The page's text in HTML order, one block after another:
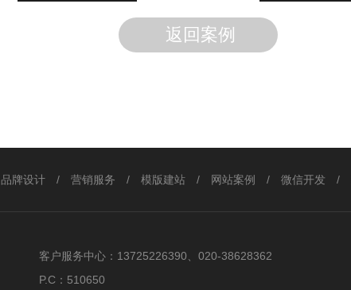
返回案例
品牌设计 / 营销服务 / 模版建站 / 网站案例 / 微信开发 /
客户服务中心： 13725226390、020-38628362
P.C： 510650